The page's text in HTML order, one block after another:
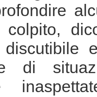
colpito,
di